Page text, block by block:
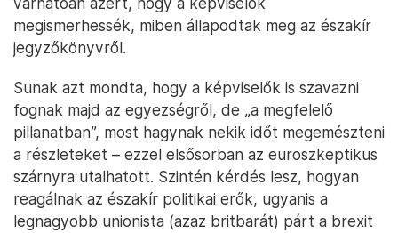
megismerhessék, miben állapodtak meg az északír
jegyzőkönyvről.
Sunak azt mondta, hogy a képviselők is szavazni
fognak majd az egyezségről, de „a megfelelő
pillanatban”, most hagynak nekik időt megemészteni
a részleteket – ezzel elsősorban az euroszkeptikus
szárnyra utalhatott. Szintén kérdés lesz, hogyan
reagálnak az északír politikai erők, ugyanis a
legnagyobb unionista (azaz britbarát) párt a brexit